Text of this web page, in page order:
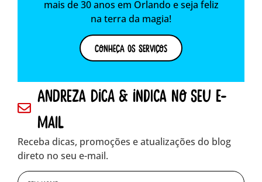
mais de 30 anos em Orlando e seja feliz
na terra da magia!
Conheça os Serviços
andreza dica & indica no seu e-
mail
Receba dicas, promoções e atualizações do blog
direto no seu e-mail.